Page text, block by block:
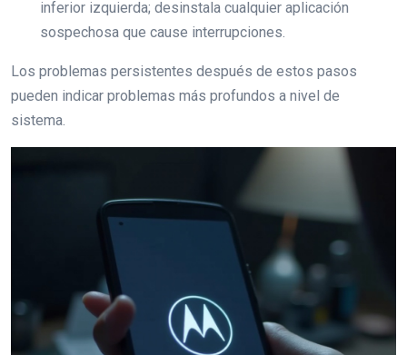
inferior izquierda; desinstala cualquier aplicación
sospechosa que cause interrupciones.
Los problemas persistentes después de estos pasos
pueden indicar problemas más profundos a nivel de
sistema.